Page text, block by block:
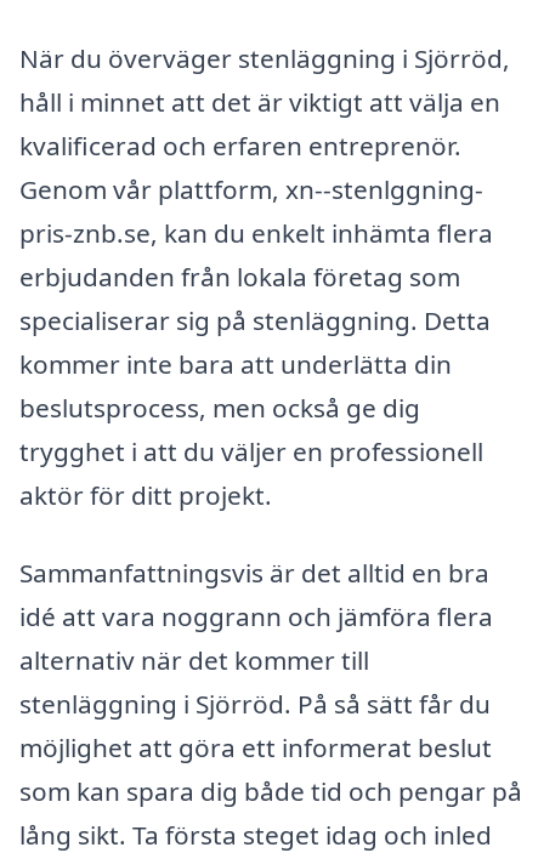
När du överväger stenläggning i Sjörröd,
håll i minnet att det är viktigt att välja en
kvalificerad och erfaren entreprenör.
Genom vår plattform, xn--stenlggning-
pris-znb.se, kan du enkelt inhämta flera
erbjudanden från lokala företag som
specialiserar sig på stenläggning. Detta
kommer inte bara att underlätta din
beslutsprocess, men också ge dig
trygghet i att du väljer en professionell
aktör för ditt projekt.
Sammanfattningsvis är det alltid en bra
idé att vara noggrann och jämföra flera
alternativ när det kommer till
stenläggning i Sjörröd. På så sätt får du
möjlighet att göra ett informerat beslut
som kan spara dig både tid och pengar på
lång sikt. Ta första steget idag och inled